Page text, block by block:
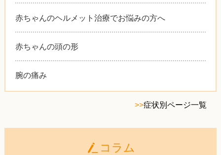
赤ちゃんのヘルメット治療でお悩みの方へ
赤ちゃんの頭の形
腕の痛み
>>症状別ページ一覧
コラム